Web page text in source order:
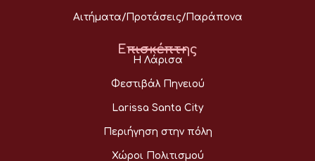
Αιτήματα/Προτάσεις/Παράπονα
Επισκέπτης
Η Λάρισα
Φεστιβάλ Πηνειού
Larissa Santa City
Περιήγηση στην πόλη
Χώροι Πολιτισμού